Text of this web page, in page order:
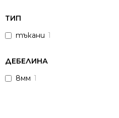
ТИП
тъкани 1
ДЕБЕЛИНА
8мм 1